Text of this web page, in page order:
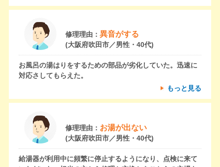
修理理由： 異音がする
(大阪府吹田市／男性・40代)
お風呂の湯はりをするための部品が劣化していた。迅速に
対応さしてもらえた。
もっと見る
修理理由： お湯が出ない
(大阪府吹田市／男性・40代)
給湯器が利用中に頻繁に停止するようになり、点検に来て